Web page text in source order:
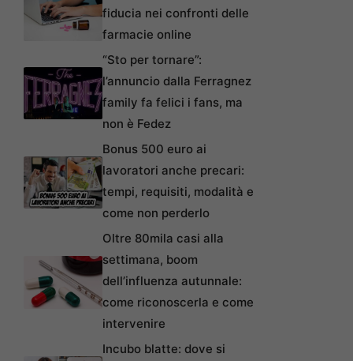
fiducia nei confronti delle
farmacie online
“Sto per tornare”:
l’annuncio dalla Ferragnez
family fa felici i fans, ma
non è Fedez
Bonus 500 euro ai
lavoratori anche precari:
tempi, requisiti, modalità e
come non perderlo
Oltre 80mila casi alla
settimana, boom
dell’influenza autunnale:
come riconoscerla e come
intervenire
Incubo blatte: dove si